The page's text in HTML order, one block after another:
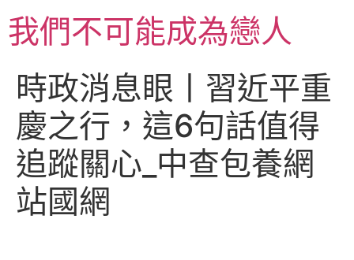
至
主我們不可能成為戀人
時政消息眼丨習近平重
慶之行，這6句話值得
追蹤關心_中查包養網
站國網